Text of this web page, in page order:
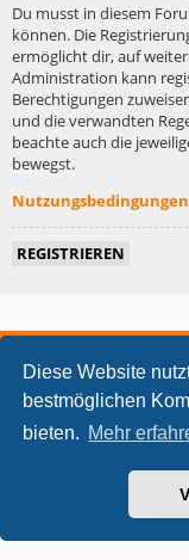
Diese Website
bestmöglichen
bieten. Mehr
Du musst in diesem
können. Die
ermöglicht dir, auf
Administration kann
Berechtigungen
und die verwandten
beachte auch die
bewegst.
Nutzungsbedingungen
REGISTRIEREN
metrolike style by
Powered by